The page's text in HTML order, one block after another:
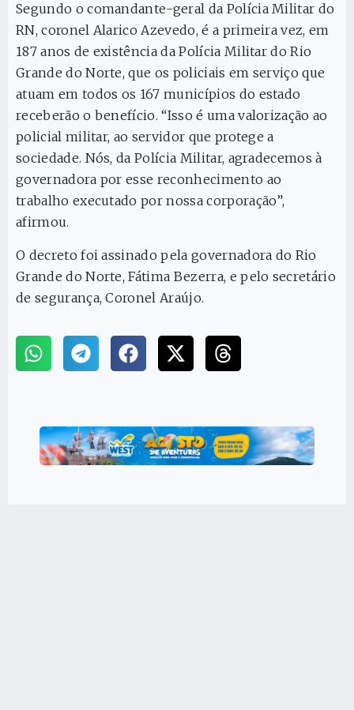
Segundo o comandante-geral da Polícia Militar do
RN, coronel Alarico Azevedo, é a primeira vez, em
187 anos de existência da Polícia Militar do Rio
Grande do Norte, que os policiais em serviço que
atuam em todos os 167 municípios do estado
receberão o benefício. “Isso é uma valorização ao
policial militar, ao servidor que protege a
sociedade. Nós, da Polícia Militar, agradecemos à
governadora por esse reconhecimento ao
trabalho executado por nossa corporação”,
afirmou.
O decreto foi assinado pela governadora do Rio
Grande do Norte, Fátima Bezerra, e pelo secretário
de segurança, Coronel Araújo.